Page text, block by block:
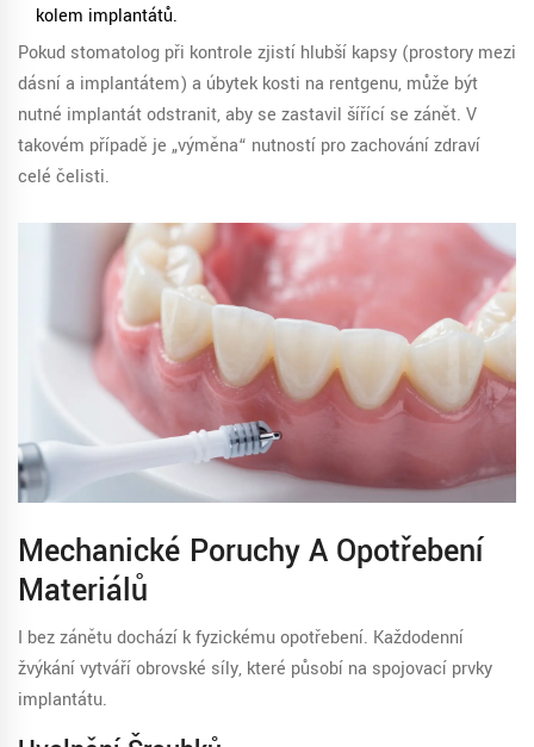
kolem implantátů.
Pokud stomatolog při kontrole zjistí hlubší kapsy (prostory mezi
dásní a implantátem) a úbytek kosti na rentgenu, může být
nutné implantát odstranit, aby se zastavil šířící se zánět. V
takovém případě je „výměna“ nutností pro zachování zdraví
celé čelisti.
Mechanické Poruchy A Opotřebení
Materiálů
I bez zánětu dochází k fyzickému opotřebení. Každodenní
žvýkání vytváří obrovské síly, které působí na spojovací prvky
implantátu.